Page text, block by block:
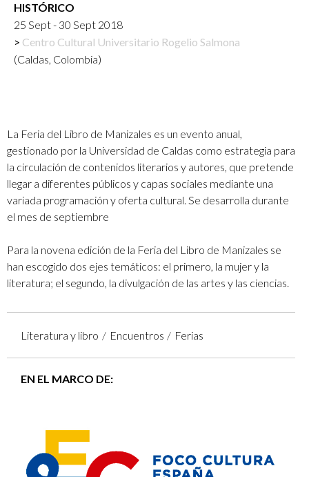
HISTÓRICO
25 Sept - 30 Sept 2018
Centro Cultural Universitario Rogelio Salmona
(Caldas, Colombia)
La Feria del Libro de Manizales es un evento anual,
gestionado por la Universidad de Caldas como estrategia para
la circulación de contenidos literarios y autores, que pretende
llegar a diferentes públicos y capas sociales mediante una
variada programación y oferta cultural. Se desarrolla durante
el mes de septiembre
Para la novena edición de la Feria del Libro de Manizales se
han escogido dos ejes temáticos: el primero, la mujer y la
literatura; el segundo, la divulgación de las artes y las ciencias.
Literatura y libro Encuentros Ferias
EN EL MARCO DE: